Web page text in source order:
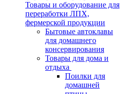
Товары и оборудование для
переработки ЛПХ,
фермерской продукции
Бытовые автоклавы
для домашнего
консервирования
Товары для дома и
отдыха
Поилки для
домашней